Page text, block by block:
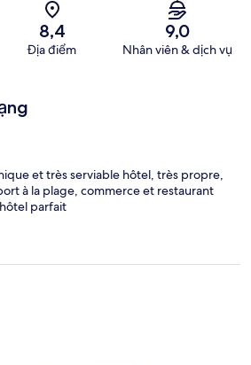
8,4
Địa điểm
9,0
Nhân viên & dịch vụ
et très serviable hôtel, très propre,
à la plage, commerce et restaurant
parfait